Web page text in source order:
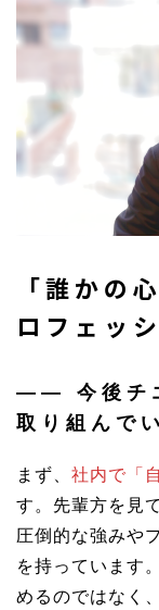
「誰かの
ロフェッ
―― 今後チ
取り組んで
まず、 社内で「
す。先輩方を見
圧倒的な強みや
を持っています
めるのではなく